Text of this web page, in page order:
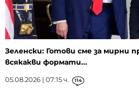
Зеленски: Готови сме за мирни
всякакви формати...
05.08.2026 | 07:15 ч. 114